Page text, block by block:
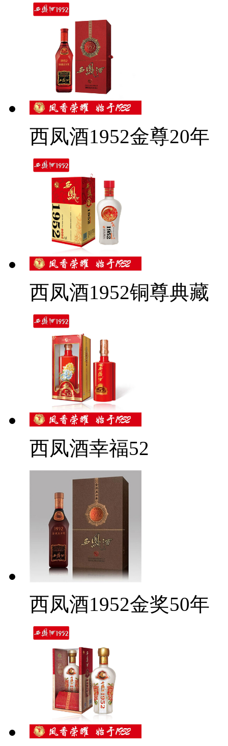
西凤酒1952金尊20年
西凤酒1952铜尊典藏
西凤酒幸福52
西凤酒1952金奖50年